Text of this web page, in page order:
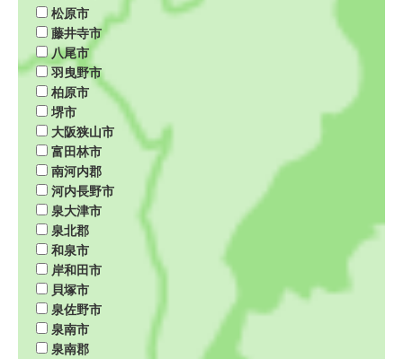
松原市
藤井寺市
八尾市
羽曳野市
柏原市
堺市
大阪狭山市
富田林市
南河内郡
河内長野市
泉大津市
泉北郡
和泉市
岸和田市
貝塚市
泉佐野市
泉南市
泉南郡